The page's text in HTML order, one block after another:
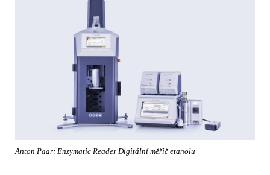
Anton Paar: Enzymatic Reader Digitální měřič etanolu